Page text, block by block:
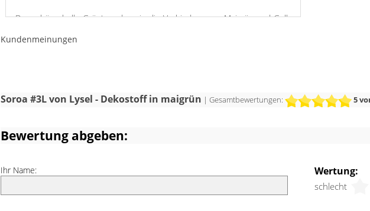
Der schöne helle Grünton, der wie die Verbindung von Maigrün und Gelb
positive Aura ist im gesamten Raum spürbar, nochmal mehr, wenn das
Kundenmeinungen
Soroa #3L von Lysel - Dekostoff in maigrün | Gesamtbewertungen: 5
Bewertung abgeben:
Wertung:
schlecht
Ihr Name: